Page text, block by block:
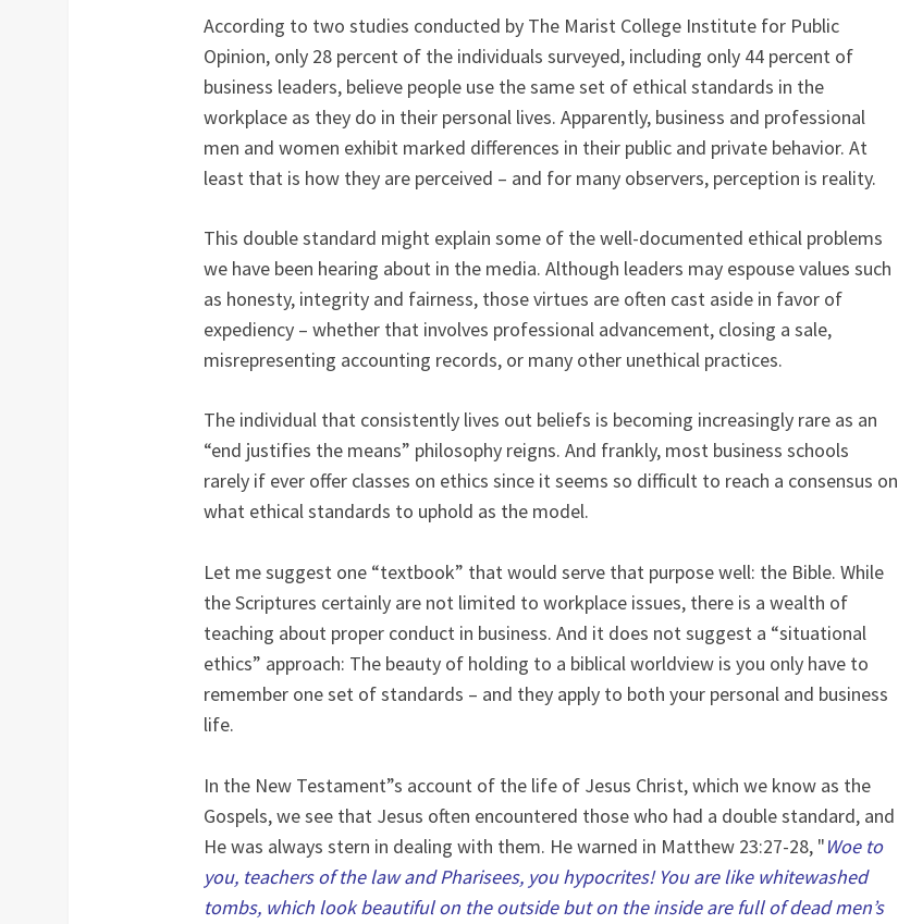
According to two studies conducted by The Marist College Institute for Public
Opinion, only 28 percent of the individuals surveyed, including only 44 percent of
business leaders, believe people use the same set of ethical standards in the
workplace as they do in their personal lives. Apparently, business and professional
men and women exhibit marked differences in their public and private behavior. At
least that is how they are perceived – and for many observers, perception is reality.
This double standard might explain some of the well-documented ethical problems
we have been hearing about in the media. Although leaders may espouse values such
as honesty, integrity and fairness, those virtues are often cast aside in favor of
expediency – whether that involves professional advancement, closing a sale,
misrepresenting accounting records, or many other unethical practices.
The individual that consistently lives out beliefs is becoming increasingly rare as an
“end justifies the means” philosophy reigns. And frankly, most business schools
rarely if ever offer classes on ethics since it seems so difficult to reach a consensus on
what ethical standards to uphold as the model.
Let me suggest one “textbook” that would serve that purpose well: the Bible. While
the Scriptures certainly are not limited to workplace issues, there is a wealth of
teaching about proper conduct in business. And it does not suggest a “situational
ethics” approach: The beauty of holding to a biblical worldview is you only have to
remember one set of standards – and they apply to both your personal and business
life.
In the New Testament”s account of the life of Jesus Christ, which we know as the
Gospels, we see that Jesus often encountered those who had a double standard, and
He was always stern in dealing with them. He warned in Matthew 23:27-28, "Woe to
you, teachers of the law and Pharisees, you hypocrites! You are like whitewashed
tombs, which look beautiful on the outside but on the inside are full of dead men’s